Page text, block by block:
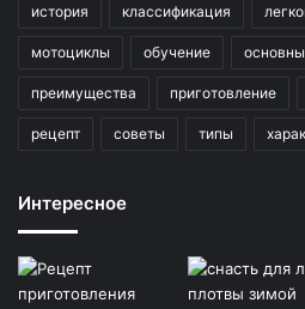
история классификация
мотоциклы обучение
преимущества приготовление
рецепт советы типы
Интересное